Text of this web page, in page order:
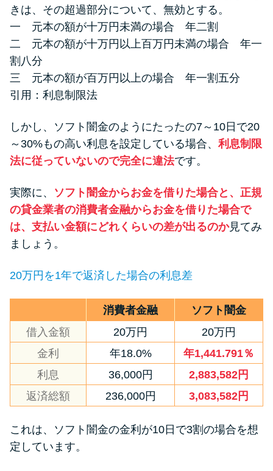
きは、その超過部分について、無効とする。
一 元本の額が十万円未満の場合 年二割
二 元本の額が十万円以上百万円未満の場合 年一
割八分
三 元本の額が百万円以上の場合 年一割五分
引用： 利息制限法
しかし、ソフト闇金のようにたったの7～10日で20
～30%もの高い利息を設定している場合、 利息制限
法に従っていないので完全に違法です。
実際に、 ソフト闇金からお金を借りた場合と、正規
の貸金業者の消費者金融からお金を借りた場合で
は、支払い金額にどれくらいの差が出るのか見てみ
ましょう。
20万円を1年で返済した場合の利息差
消費者金融
ソフト闇金
借入金額
20万円
20万円
金利
年18.0%
年1,441.791％
利息
36,000円
2,883,582円
返済総額
236,000円 3,083,582円
これは、ソフト闇金の金利が10日で3割の場合を想
定しています。